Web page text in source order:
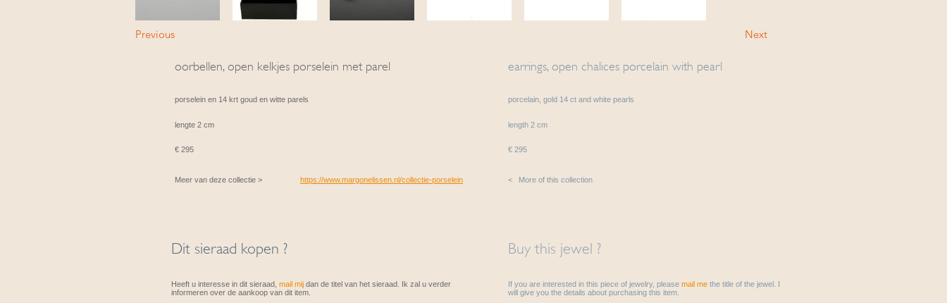
Previous
oorbellen, open kelkjes porselein met parel
porselein en 14 krt goud en witte parels
lengte 2 cm
€ 295
Meer van deze collectie > https://www.margonelissen.nl/collectie-porselein
Dit sieraad kopen ?
Heeft u interesse in dit sieraad, mail mij dan de titel van het sieraad. Ik zal u verder
informeren over de aankoop van dit item.
Next
earrings, open chalices porcelain with pearl
porcelain, gold 14 ct and white pearls
length 2 cm
€ 295
< More of this collection
Buy this jewel ?
If you are interested in this piece of jewelry, please mail me the title of the jewel. I
will give you the details about purchasing this item.